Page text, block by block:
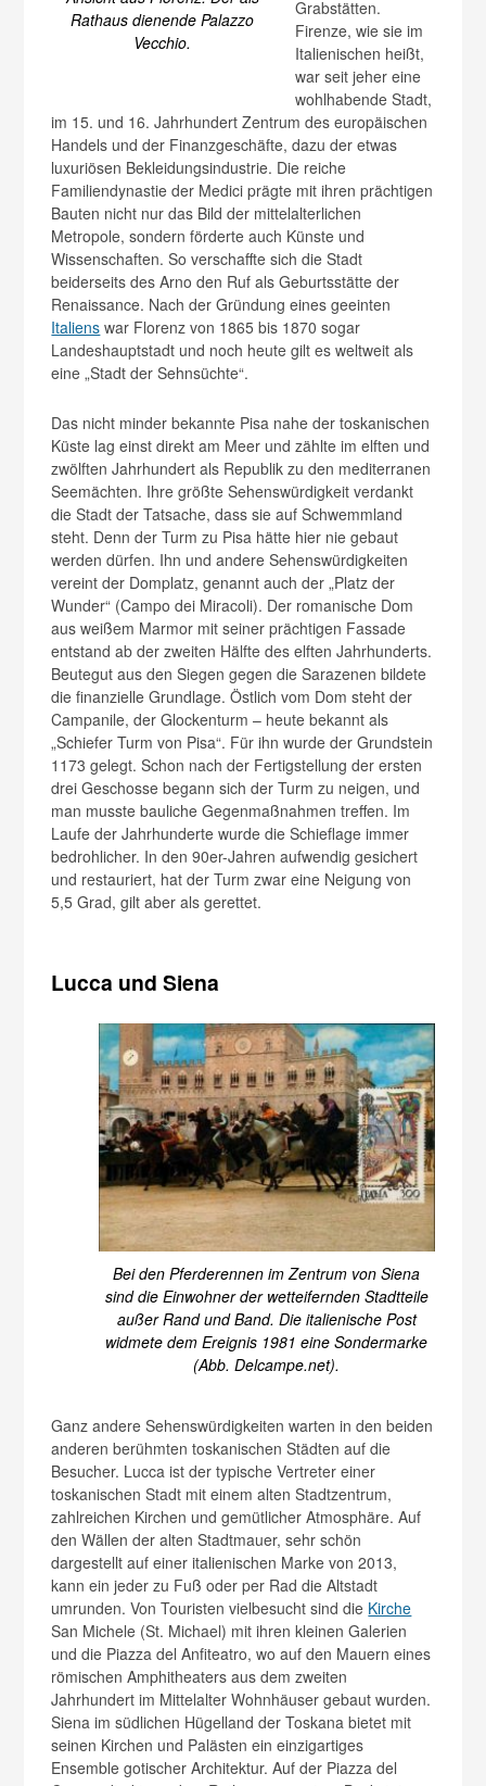
Rathaus dienende Palazzo
Vecchio.
Grabstätten.
Firenze, wie sie im
Italienischen heißt,
war seit jeher eine
wohlhabende Stadt,
im 15. und 16. Jahrhundert Zentrum des europäischen
Handels und der Finanzgeschäfte, dazu der etwas
luxuriösen Bekleidungsindustrie. Die reiche
Familiendynastie der Medici prägte mit ihren prächtigen
Bauten nicht nur das Bild der mittelalterlichen
Metropole, sondern förderte auch Künste und
Wissenschaften. So verschaffte sich die Stadt
beiderseits des Arno den Ruf als Geburtsstätte der
Renaissance. Nach der Gründung eines geeinten
Italiens war Florenz von 1865 bis 1870 sogar
Landeshauptstadt und noch heute gilt es weltweit als
eine „Stadt der Sehnsüchte“.
Das nicht minder bekannte Pisa nahe der toskanischen
Küste lag einst direkt am Meer und zählte im elften und
zwölften Jahrhundert als Republik zu den mediterranen
Seemächten. Ihre größte Sehenswürdigkeit verdankt
die Stadt der Tatsache, dass sie auf Schwemmland
steht. Denn der Turm zu Pisa hätte hier nie gebaut
werden dürfen. Ihn und andere Sehenswürdigkeiten
vereint der Domplatz, genannt auch der „Platz der
Wunder“ (Campo dei Miracoli). Der romanische Dom
aus weißem Marmor mit seiner prächtigen Fassade
entstand ab der zweiten Hälfte des elften Jahrhunderts.
Beutegut aus den Siegen gegen die Sarazenen bildete
die finanzielle Grundlage. Östlich vom Dom steht der
Campanile, der Glockenturm – heute bekannt als
„Schiefer Turm von Pisa“. Für ihn wurde der Grundstein
1173 gelegt. Schon nach der Fertigstellung der ersten
drei Geschosse begann sich der Turm zu neigen, und
man musste bauliche Gegenmaßnahmen treffen. Im
Laufe der Jahrhunderte wurde die Schieflage immer
bedrohlicher. In den 90er-Jahren aufwendig gesichert
und restauriert, hat der Turm zwar eine Neigung von
5,5 Grad, gilt aber als gerettet.
Lucca und Siena
Bei den Pferderennen im Zentrum von Siena
sind die Einwohner der wetteifernden Stadtteile
außer Rand und Band. Die italienische Post
widmete dem Ereignis 1981 eine Sondermarke
(Abb. Delcampe.net).
Ganz andere Sehenswürdigkeiten warten in den beiden
anderen berühmten toskanischen Städten auf die
Besucher. Lucca ist der typische Vertreter einer
toskanischen Stadt mit einem alten Stadtzentrum,
zahlreichen Kirchen und gemütlicher Atmosphäre. Auf
den Wällen der alten Stadtmauer, sehr schön
dargestellt auf einer italienischen Marke von 2013,
kann ein jeder zu Fuß oder per Rad die Altstadt
umrunden. Von Touristen vielbesucht sind die Kirche
San Michele (St. Michael) mit ihren kleinen Galerien
und die Piazza del Anfiteatro, wo auf den Mauern eines
römischen Amphitheaters aus dem zweiten
Jahrhundert im Mittelalter Wohnhäuser gebaut wurden.
Siena im südlichen Hügelland der Toskana bietet mit
seinen Kirchen und Palästen ein einzigartiges
Ensemble gotischer Architektur. Auf der Piazza del